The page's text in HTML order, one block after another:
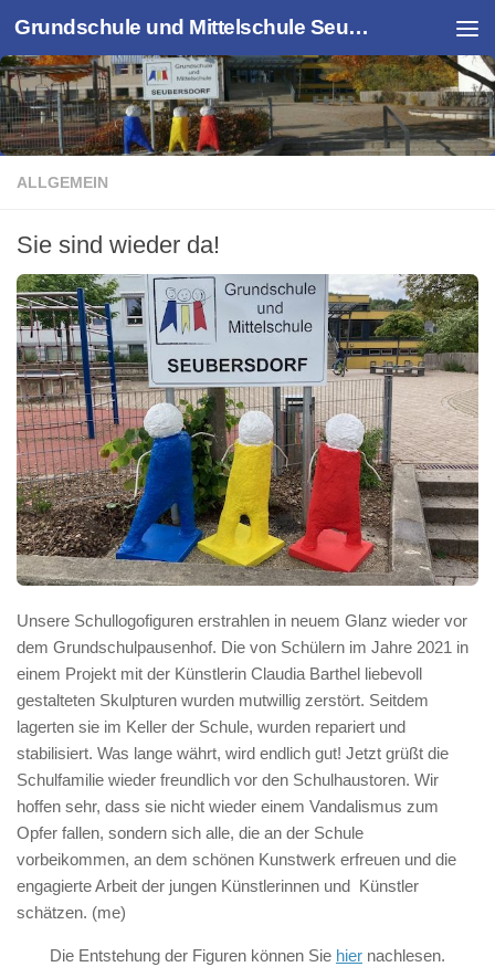
Zum Inhalt springen Grundschule und Mittelschule Seubersdorf
ALLGEMEIN
Sie sind wieder da!
Unsere Schullogofiguren erstrahlen in neuem Glanz wieder vor
dem Grundschulpausenhof. Die von Schülern im Jahre 2021 in
einem Projekt mit der Künstlerin Claudia Barthel liebevoll
gestalteten Skulpturen wurden mutwillig zerstört. Seitdem
lagerten sie im Keller der Schule, wurden repariert und
stabilisiert. Was lange währt, wird endlich gut! Jetzt grüßt die
Schulfamilie wieder freundlich vor den Schulhaustoren. Wir
hoffen sehr, dass sie nicht wieder einem Vandalismus zum
Opfer fallen, sondern sich alle, die an der Schule
vorbeikommen, an dem schönen Kunstwerk erfreuen und die
engagierte Arbeit der jungen Künstlerinnen und Künstler
schätzen. (me)
Die Entstehung der Figuren können Sie hier nachlesen.